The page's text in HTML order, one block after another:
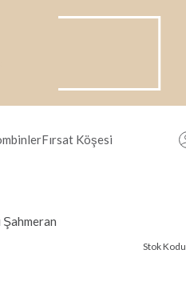
Fırsat Köşesi
Şahmeran
Stok Kodu